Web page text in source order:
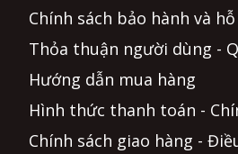
Chính sách bảo hành và
Thỏa thuận người dùng -
Hướng dẫn mua hàng
Hình thức thanh toán -
Chính sách giao hàng -